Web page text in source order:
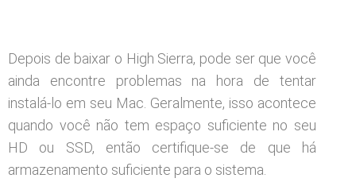
Depois de baixar o High Sierra, pode ser que você
ainda encontre problemas na hora de tentar
instalá-lo em seu Mac. Geralmente, isso acontece
quando você não tem espaço suficiente no seu
HD ou SSD, então certifique-se de que há
armazenamento suficiente para o sistema.